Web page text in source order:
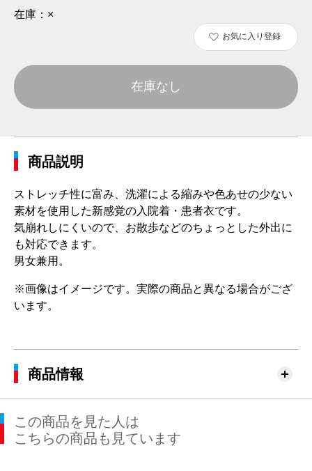
在庫： ×
お気に入り登録
在庫なし
商品説明
ストレッチ性に富み、洗濯による縮みや色あせの少ない
素材を使用した新感覚の入院着・患者衣です。
気崩れしにくいので、お散歩などのちょっとした外出に
も対応できます。
男女兼用。
※画像はイメージです。実際の商品と異なる場合がござ
います。
商品情報
この商品を見た人は
こちらの商品も見ています